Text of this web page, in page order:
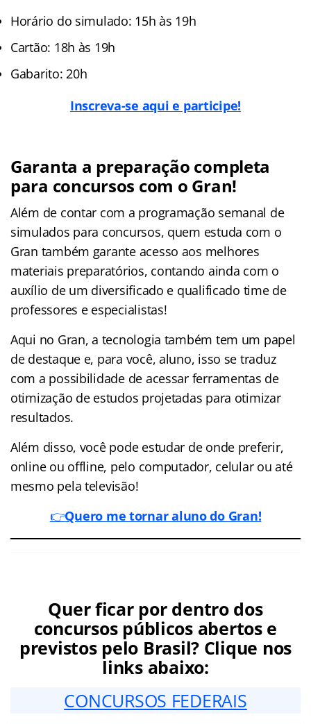
Horário do simulado: 15h às 19h
Cartão: 18h às 19h
Gabarito: 20h
Inscreva-se aqui e participe!
Garanta a preparação completa
para concursos com o Gran!
Além de contar com a programação semanal de
simulados para concursos, quem estuda com o
Gran também garante acesso aos melhores
materiais preparatórios, contando ainda com o
auxílio de um diversificado e qualificado time de
professores e especialistas!
Aqui no Gran, a tecnologia também tem um papel
de destaque e, para você, aluno, isso se traduz
com a possibilidade de acessar ferramentas de
otimização de estudos projetadas para otimizar
resultados.
Além disso, você pode estudar de onde preferir,
online ou offline, pelo computador, celular ou até
mesmo pela televisão!
👉Quero me tornar aluno do Gran!
Quer ficar por dentro dos
concursos públicos abertos e
previstos pelo Brasil? Clique nos
links abaixo:
CONCURSOS FEDERAIS